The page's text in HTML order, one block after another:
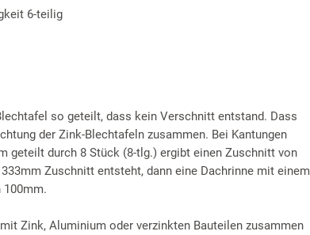
6-teilig
so geteilt, dass kein Verschnitt entstand. Dass
der Zink-Blechtafeln zusammen. Bei Kantungen
geteilt durch 8 Stück (8-tlg.) ergibt einen Zuschnitt von
Zuschnitt entsteht, dann eine Dachrinne mit einem
100mm.
Zink, Aluminium oder verzinkten Bauteilen zusammen